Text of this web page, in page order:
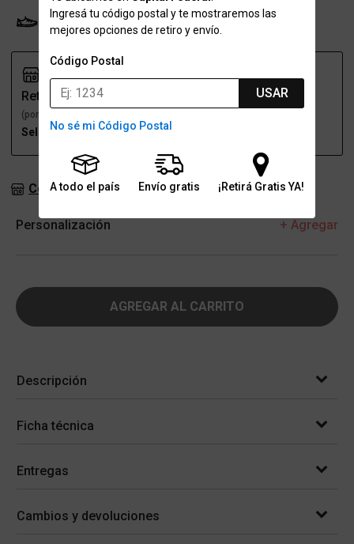
Ingresá tu código postal y te mostraremos las
mejores opciones de retiro y envío.
Código Postal
USAR
No sé mi Código Postal
A todo el país Envío gratis ¡Retirá Gratis YA!
Probador Virtual Tabla de talles
Retiro
(por una sucursal)
Seleccioná talle
Consultar stock en sucursales
Personalización + Agregar
AGREGAR AL CARRITO
Descripción
Ficha técnica
Entregas
Cambios y devoluciones